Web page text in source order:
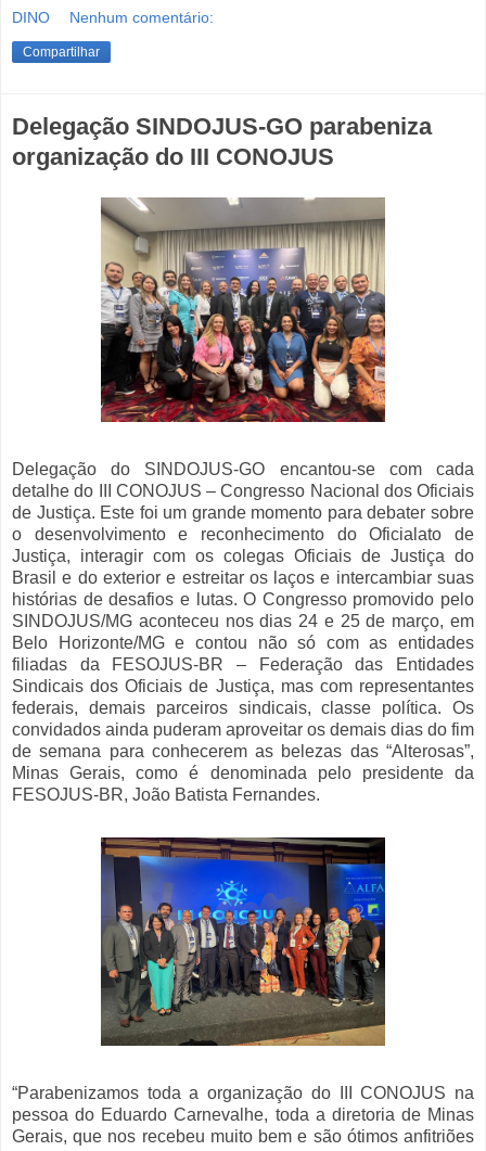
DINO Nenhum comentário:
Compartilhar
Delegação SINDOJUS-GO parabeniza
organização do III CONOJUS
Delegação do SINDOJUS-GO encantou-se com cada
detalhe do III CONOJUS – Congresso Nacional dos Oficiais
de Justiça. Este foi um grande momento para debater sobre
o desenvolvimento e reconhecimento do Oficialato de
Justiça, interagir com os colegas Oficiais de Justiça do
Brasil e do exterior e estreitar os laços e intercambiar suas
histórias de desafios e lutas. O Congresso promovido pelo
SINDOJUS/MG aconteceu nos dias 24 e 25 de março, em
Belo Horizonte/MG e contou não só com as entidades
filiadas da FESOJUS-BR – Federação das Entidades
Sindicais dos Oficiais de Justiça, mas com representantes
federais, demais parceiros sindicais, classe política. Os
convidados ainda puderam aproveitar os demais dias do fim
de semana para conhecerem as belezas das “Alterosas”,
Minas Gerais, como é denominada pelo presidente da
FESOJUS-BR, João Batista Fernandes.
“Parabenizamos toda a organização do III CONOJUS na
pessoa do Eduardo Carnevalhe, toda a diretoria de Minas
Gerais, que nos recebeu muito bem e são ótimos anfitriões